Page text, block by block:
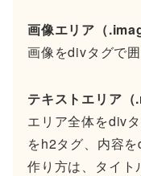
画像エリア（
画像をdivタグで
テキストエリア（
エリア全体をdiv
をh2タグ、内容
作り方は、タイ